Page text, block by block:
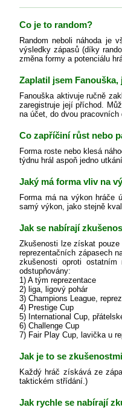
Co je to random?
Random neboli náhoda je
výsledky zápasů (díky
změna formy a potenciálu
Zaplatil jsem
Fanouška aktivuje ručně
zaregistruje její příchod.
na účet, do dvou
Co zapříčiní růst nebo
Forma roste nebo klesá
týdnu hrál aspoň jedno
Jaký má forma vliv na
Forma má na výkon hráče
samý výkon, jako stejně
Jak se nabírají
Zkušenosti lze získat
reprezentačních zápasech
zkušenosti oproti
odstupňovány:
1) A tým reprezentace
2) liga, ligový pohár
3) Champions League,
4) Prestige Cup
5) International Cup,
6) Challenge Cup
7) Fair Play Cup, lavička u
Jak je to se
Každý hráč získává ze
taktickém střídání.)
Jak rychle se nabírají